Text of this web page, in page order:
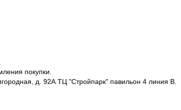
покупки.
д. 92А ТЦ "Стройпарк" павильон 4 линия В.